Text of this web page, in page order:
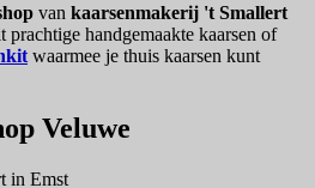
van kaarsenmakerij 't Smallert
prachtige handgemaakte kaarsen of
waarmee je thuis kaarsen kunt
Veluwe